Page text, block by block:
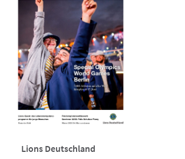
Lions Deutschland